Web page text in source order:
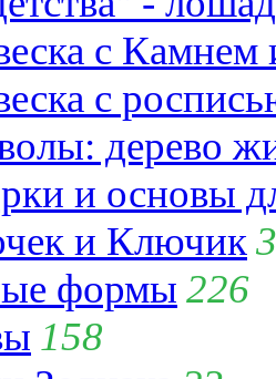
с
с
дерево
и основы
и Ключик
формы 226
158